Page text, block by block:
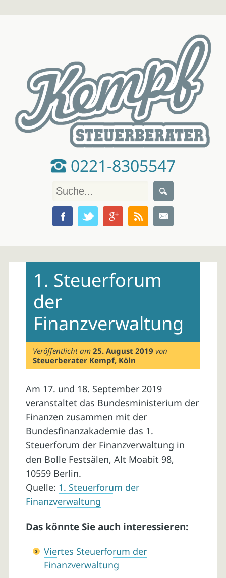
0221-8305547
content1. Steuerforum
der
Finanzverwaltung
Veröffentlicht am25. August 2019 von
Steuerberater Kempf, Köln
Am 17. und 18. September 2019
veranstaltet das Bundesministerium der
Finanzen zusammen mit der
Bundesfinanzakademie das 1.
Steuerforum der Finanzverwaltung in
den Bolle Festsälen, Alt Moabit 98,
10559 Berlin.
Quelle: 1. Steuerforum der
Finanzverwaltung
Das könnte Sie auch interessieren:
Viertes Steuerforum der
Finanzverwaltung